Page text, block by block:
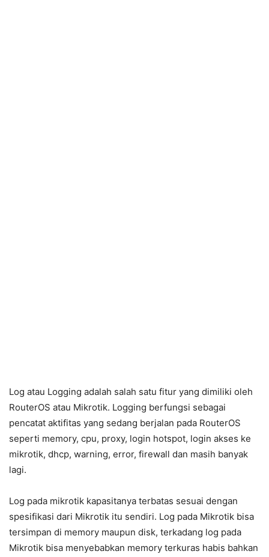
Log atau Logging adalah salah satu fitur yang dimiliki oleh
RouterOS atau Mikrotik. Logging berfungsi sebagai
pencatat aktifitas yang sedang berjalan pada RouterOS
seperti memory, cpu, proxy, login hotspot, login akses ke
mikrotik, dhcp, warning, error, firewall dan masih banyak
lagi.
Log pada mikrotik kapasitanya terbatas sesuai dengan
spesifikasi dari Mikrotik itu sendiri. Log pada Mikrotik bisa
tersimpan di memory maupun disk, terkadang log pada
Mikrotik bisa menyebabkan memory terkuras habis bahkan